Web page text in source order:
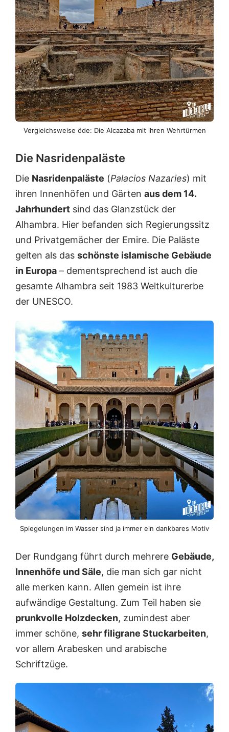
Vergleichsweise öde: Die Alcazaba mit ihren Wehrtürmen
Die Nasridenpaläste
Die Nasridenpaläste (Palacios Nazaries) mit
ihren Innenhöfen und Gärten aus dem 14.
Jahrhundert sind das Glanzstück der
Alhambra. Hier befanden sich Regierungssitz
und Privatgemächer der Emire. Die Paläste
gelten als das schönste islamische Gebäude
in Europa – dementsprechend ist auch die
gesamte Alhambra seit 1983 Weltkulturerbe
der UNESCO.
Spiegelungen im Wasser sind ja immer ein dankbares Motiv
Der Rundgang führt durch mehrere Gebäude,
Innenhöfe und Säle, die man sich gar nicht
alle merken kann. Allen gemein ist ihre
aufwändige Gestaltung. Zum Teil haben sie
prunkvolle Holzdecken, zumindest aber
immer schöne, sehr filigrane Stuckarbeiten,
vor allem Arabesken und arabische
Schriftzüge.